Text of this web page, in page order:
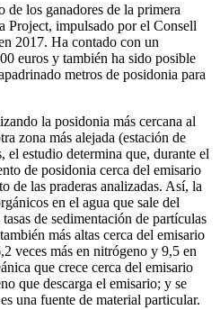
de los ganadores de la primera
Project, impulsado por el Consell
2017. Ha contado con un
euros y también ha sido posible
metros de posidonia para
la posidonia más cercana al
zona más alejada (estación de
el estudio determina que, durante el
de posidonia cerca del emisario
de las praderas analizadas. Así, la
en el agua que sale del
de sedimentación de partículas
más altas cerca del emisario
veces más en nitrógeno y 9,5 en
que crece cerca del emisario
que descarga el emisario; y se
una fuente de material particular.